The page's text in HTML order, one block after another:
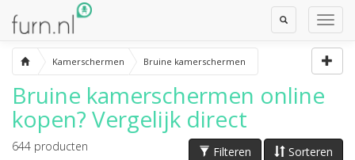
Toggle
Search
Kamerschermen Bruine kamerschermen
Bruine kamerschermen online
kopen? Vergelijk direct
Sorteren
Filteren
644 producten